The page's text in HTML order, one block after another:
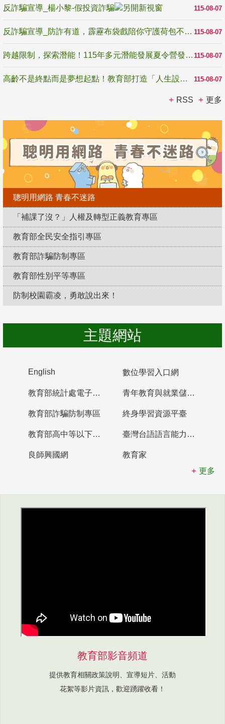
115-08-07
反詐騙宣導_楊小黎-假投資詐騙
115-08-07
反詐騙宣導_防詐有道，霹靂布袋戲陪你守護荷包不受騙
115-08-07
跨越限制，探索潛能！115年多元潛能發展夏令營發掘生命無限可能
115-08-07
高齡不是終點而是夢想起點！教育部打造「人生設計夢工場」 參展第3屆高齡健康產業博覽會
RSS 更多
聰明用網路 青春不迷路
「補課了沒？」人權及轉型正義教育專區
教育部全民安全指引專區
教育部詐騙防制專區
教育部性別平等專區
防制校園霸凌，勇敢說出來！
主題網站
English 數位學習入口網
教育部統計處電子書櫃 青年教育與就業儲蓄帳戶
教育部詐騙防制專區 終身學習資源平臺
教育部高中等以下學校及幼兒園教師資格檢定考試 臺灣台語語言能力認證網站
良師興國網
教育家
更多
教育部影音頻道
提供教育相關政策說明、宣導短片、活動
花絮等影片資訊，歡迎踴躍收看！